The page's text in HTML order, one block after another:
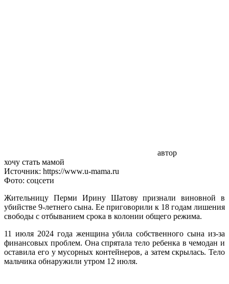
автор
хочу стать мамой
Источник: https://www.u-mama.ru
Фото: соцсети
Жительницу Перми Ирину Шатову признали виновной в
убийстве 9-летнего сына. Ее приговорили к 18 годам лишения
свободы с отбыванием срока в колонии общего режима.
11 июля 2024 года женщина убила собственного сына из-за
финансовых проблем. Она спрятала тело ребенка в чемодан и
оставила его у мусорных контейнеров, а затем скрылась. Тело
мальчика обнаружили утром 12 июля.